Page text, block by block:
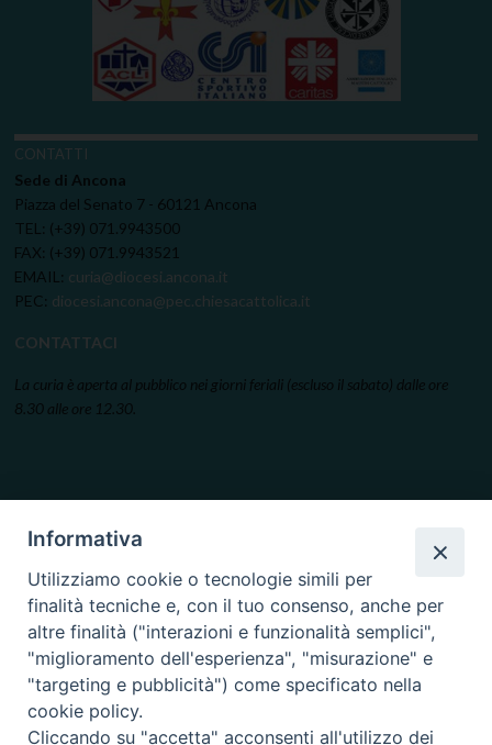
CONTATTI
Sede di Ancona
Piazza del Senato 7 - 60121 Ancona
TEL: (+39) 071.9943500
FAX: (+39) 071.9943521
EMAIL: curia@diocesi.ancona.it
PEC: diocesi.ancona@pec.chiesacattolica.it
CONTATTACI
La curia è aperta al pubblico nei giorni feriali (escluso il sabato) dalle ore
8.30 alle ore 12.30.
Informativa
Utilizziamo cookie o tecnologie simili per
finalità tecniche e, con il tuo consenso, anche per
altre finalità ("interazioni e funzionalità semplici",
"miglioramento dell'esperienza", "misurazione" e
"targeting e pubblicità") come specificato nella
cookie policy.
Cliccando su "accetta" acconsenti all'utilizzo dei